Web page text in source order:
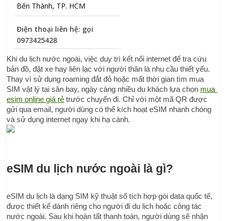
Bến Thành, TP. HCM
Điện thoại liên hệ: gọi
0973425428
Khi du lịch nước ngoài, việc duy trì kết nối internet để tra cứu
bản đồ, đặt xe hay liên lạc với người thân là nhu cầu thiết yếu.
Thay vì sử dụng roaming đắt đỏ hoặc mất thời gian tìm mua
SIM vật lý tại sân bay, ngày càng nhiều du khách lựa chọn mua
esim online giá rẻ trước chuyến đi. Chỉ với một mã QR được
gửi qua email, người dùng có thể kích hoạt eSIM nhanh chóng
và sử dụng internet ngay khi hạ cánh.
eSIM du lịch nước ngoài là gì?
eSIM du lịch là dạng SIM kỹ thuật số tích hợp gói data quốc tế,
được thiết kế dành riêng cho người đi du lịch hoặc công tác
nước ngoài. Sau khi hoàn tất thanh toán, người dùng sẽ nhận